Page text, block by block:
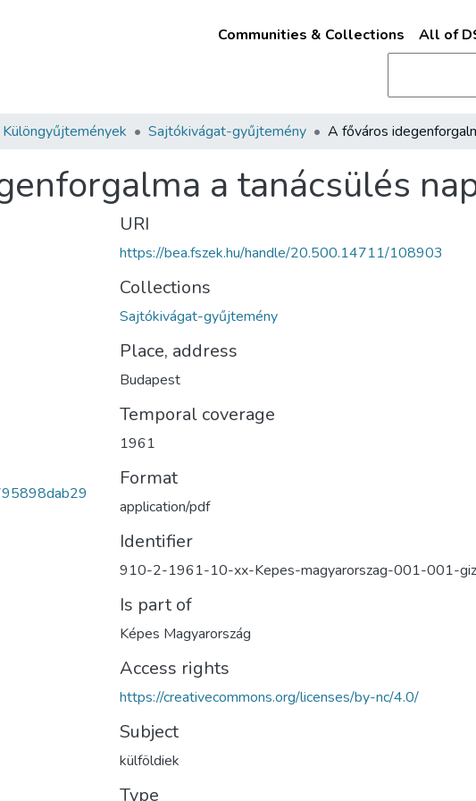
Communities & Collections All of
Különgyűjtemények Sajtókivágat-gyűjtemény
a tanácsülés
URI
https://bea.fszek.hu/handle/20.500.14711/108903
Collections
Sajtókivágat-gyűjtemény
Place, address
Budapest
Temporal coverage
1961
Format
application/pdf
Identifier
910-2-1961-10-xx-Kepes-magyarorszag-001-001-
Is part of
Képes Magyarország
Access rights
https://creativecommons.org/licenses/by-nc/4.0/
Subject
külföldiek
Type